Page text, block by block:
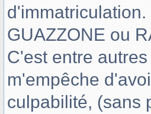
GUAZZONE ou
C'est entre
m'empêche
culpabilité, (sans